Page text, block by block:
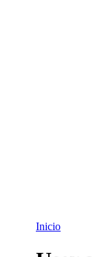
Inicio